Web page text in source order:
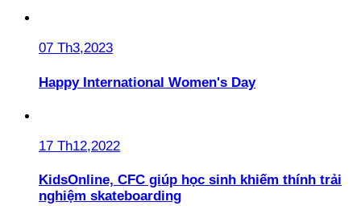
07 Th3,2023
Happy International Women's Day
17 Th12,2022
KidsOnline, CFC giúp học sinh khiếm thính trải
nghiệm skateboarding